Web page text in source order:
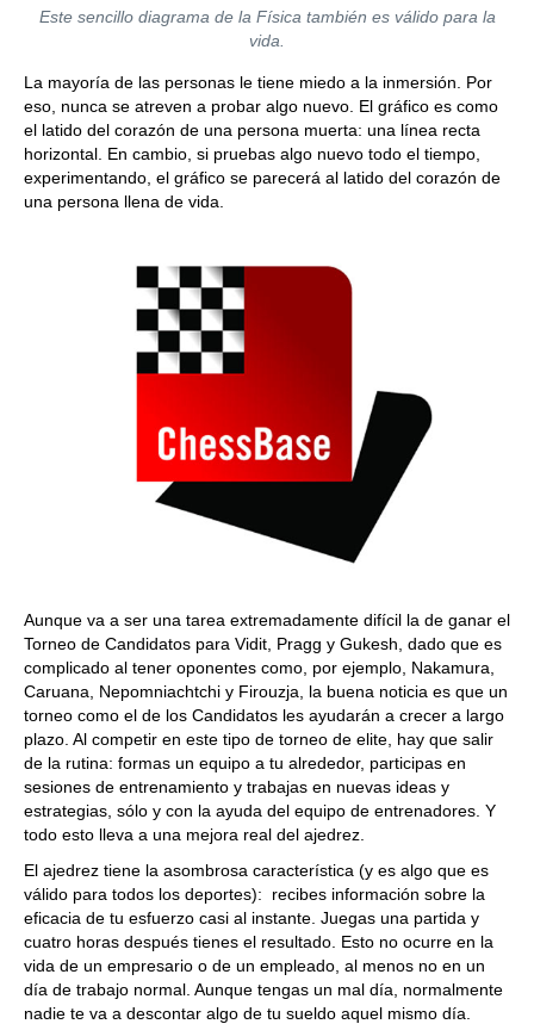
Este sencillo diagrama de la Física también es válido para la
vida.
La mayoría de las personas le tiene miedo a la inmersión. Por
eso, nunca se atreven a probar algo nuevo. El gráfico es como
el latido del corazón de una persona muerta: una línea recta
horizontal. En cambio, si pruebas algo nuevo todo el tiempo,
experimentando, el gráfico se parecerá al latido del corazón de
una persona llena de vida.
Aunque va a ser una tarea extremadamente difícil la de ganar el
Torneo de Candidatos para Vidit, Pragg y Gukesh, dado que es
complicado al tener oponentes como, por ejemplo, Nakamura,
Caruana, Nepomniachtchi y Firouzja, la buena noticia es que un
torneo como el de los Candidatos les ayudarán a crecer a largo
plazo. Al competir en este tipo de torneo de elite, hay que salir
de la rutina: formas un equipo a tu alrededor, participas en
sesiones de entrenamiento y trabajas en nuevas ideas y
estrategias, sólo y con la ayuda del equipo de entrenadores. Y
todo esto lleva a una mejora real del ajedrez.
El ajedrez tiene la asombrosa característica (y es algo que es
válido para todos los deportes): recibes información sobre la
eficacia de tu esfuerzo casi al instante. Juegas una partida y
cuatro horas después tienes el resultado. Esto no ocurre en la
vida de un empresario o de un empleado, al menos no en un
día de trabajo normal. Aunque tengas un mal día, normalmente
nadie te va a descontar algo de tu sueldo aquel mismo día.